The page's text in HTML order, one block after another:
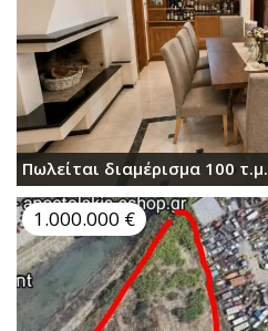
Πωλείται διαμέρισμα 100 τ.μ.
1.000.000 €